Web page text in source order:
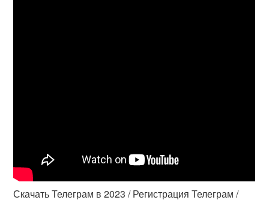
Скачать Телеграм в 2023 / Регистрация Телеграм /